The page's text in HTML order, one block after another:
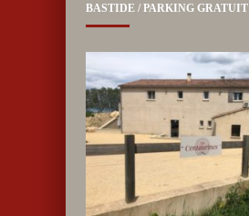
BASTIDE / PARKING GRATUIT